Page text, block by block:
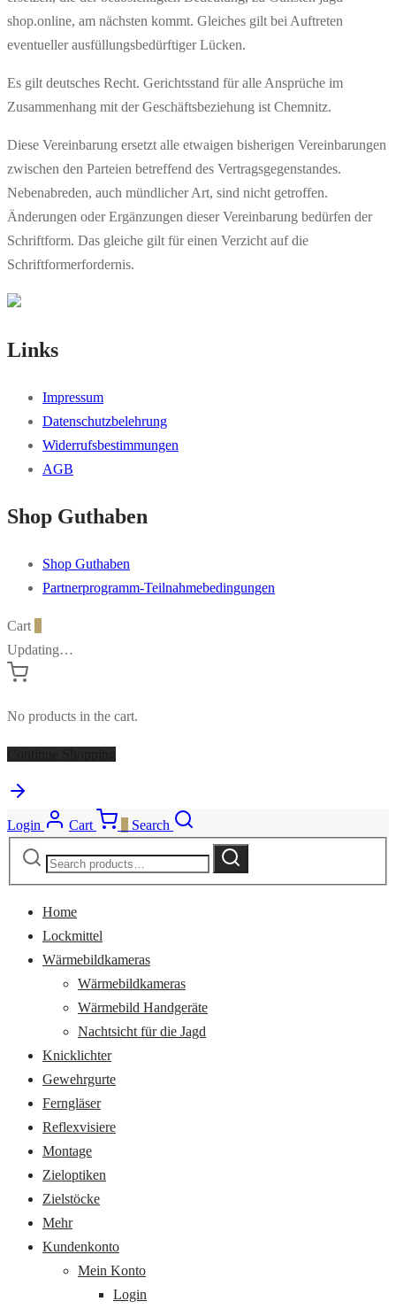
shop.online, am nächsten kommt. Gleiches gilt bei Auftreten
eventueller ausfüllungsbedürftiger Lücken.
Es gilt deutsches Recht. Gerichtsstand für alle Ansprüche im
Zusammenhang mit der Geschäftsbeziehung ist Chemnitz.
Diese Vereinbarung ersetzt alle etwaigen bisherigen Vereinbarungen
zwischen den Parteien betreffend des Vertragsgegenstandes.
Nebenabreden, auch mündlicher Art, sind nicht getroffen.
Änderungen oder Ergänzungen dieser Vereinbarung bedürfen der
Schriftform. Das gleiche gilt für einen Verzicht auf die
Schriftformerfordernis.
Links
Impressum
Datenschutzbelehrung
Widerrufsbestimmungen
AGB
Shop Guthaben
Shop Guthaben
Partnerprogramm-Teilnahmebedingungen
Cart
Updating…
No products in the cart.
Login Cart
Search
Search
Search
Home
Lockmittel
Wärmebildkameras
Wärmebildkameras
Wärmebild Handgeräte
Nachtsicht für die Jagd
Knicklichter
Gewehrgurte
Ferngläser
Reflexvisiere
Montage
Zieloptiken
Zielstöcke
Mehr
Kundenkonto
Mein Konto
Login